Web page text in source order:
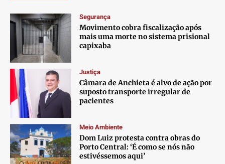
Quem Somos
Expediente
Contato
Anuncie
Termos de Uso
Privacidade
Quem Somos
Expediente
Contato
Anuncie
Termos de Uso
Privacidade
Quem Somos
Expediente
Contato
Anuncie
Termos de Uso
Privacidade
Quem Somos
Expediente
Contato
Anuncie
Termos de Uso
Privacidade
Segurança
Movimento cobra fiscalização após
mais uma morte no sistema prisional
capixaba
Justiça
Câmara de Anchieta é alvo de ação por
suposto transporte irregular de
pacientes
Meio Ambiente
Dom Luiz protesta contra obras do
Porto Central: ‘É como se nós não
estivéssemos aqui’